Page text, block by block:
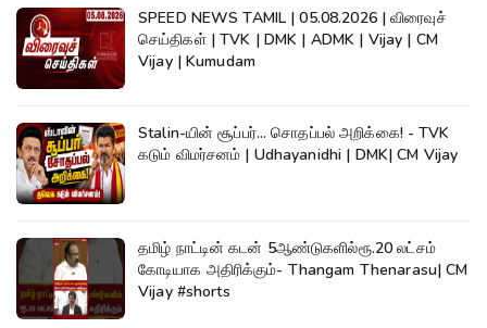
SPEED NEWS TAMIL | 05.08.2026 | விரைவுச்
செய்திகள் | TVK | DMK | ADMK | Vijay | CM
Vijay | Kumudam
Stalin-யின் சூப்பர்... சொதப்பல் அறிக்கை! - TVK
கடும் விமர்சனம் | Udhayanidhi | DMK| CM Vijay
தமிழ் நாட்டின் கடன் 5ஆண்டுகளில்ரூ.20 லட்சம்
கோடியாக அதிரிக்கும்- Thangam Thenarasu| CM
Vijay #shorts